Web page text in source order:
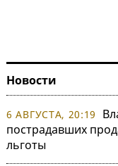
Новости
6 АВГУСТА, 20:19
пострадавших
льготы